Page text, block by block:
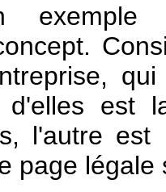
exemple
d'elles est
l'autre
page légale